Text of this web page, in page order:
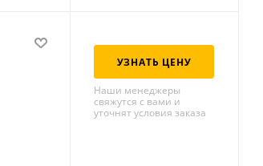
УЗНАТЬ ЦЕНУ
Наши менеджеры
свяжутся с вами и
уточнят условия заказа